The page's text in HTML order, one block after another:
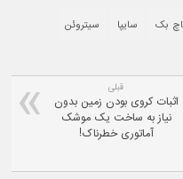
بک سایپا سیتروئن
قبلی
اثبات کروی بودن زمین بدون
نیاز به ساخت یک موشک
آماتوری خطرناک!